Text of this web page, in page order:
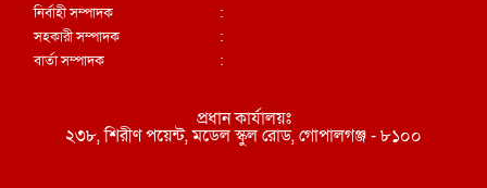
নির্বাহী সম্পাদক
সহকারী সম্পাদক
বার্তা সম্পাদক
:
:
:
প্রধান কার্যালয়ঃ
২৩৮, শিরীণ পয়েন্ট, মডেল স্কুল রোড, গোপালগঞ্জ - ৮১০০